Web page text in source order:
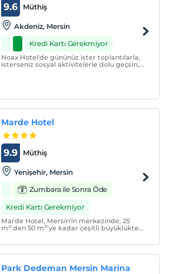
Müthiş
9.6
Akdeniz, Mersin
Kredi Kartı Gerekmiyor
Noax Hotel'de gününüz ister toplantılarla,
isterseniz sosyal aktivitelerle dolu geçsin,
Marde Hotel
Müthiş
9.9
Yenişehir, Mersin
Zumbara ile Sonra Öde
Kredi Kartı Gerekmiyor
Marde Hotel, Mersin'in merkezinde, 25
m²’den 50 m²’ye kadar çeşitli büyüklükte
edilmiş çok amaçlı salonu, fitness merkezi
hamam ve spa, eşsi
Park Dedeman Mersin Marina